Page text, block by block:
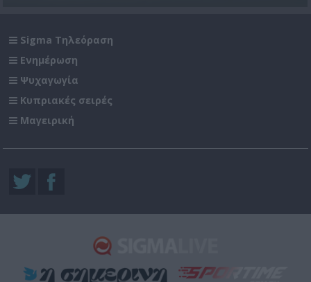
Sigma Τηλεόραση
Ενημέρωση
Ψυχαγωγία
Κυπριακές σειρές
Μαγειρική